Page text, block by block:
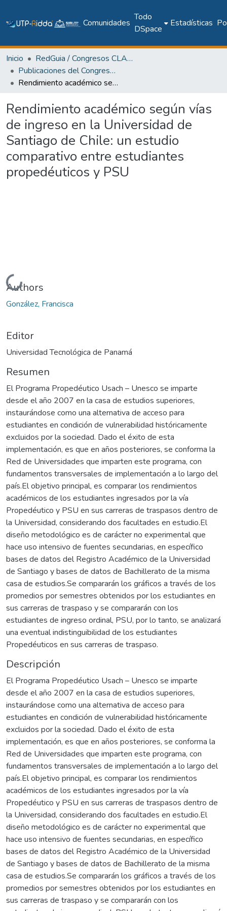
Comunidades
Todo
DSpace
Estadísticas
Inicio
RedGuia / Congresos CLABES
Publicaciones del Congreso Internacional CLABES
Rendimiento académico según vías de ingreso en la Universidad de Santiago de Chile: un estudio comparativo entre estudiantes propedéuticos y PSU
Rendimiento académico según vías
de ingreso en la Universidad de
Santiago de Chile: un estudio
comparativo entre estudiantes
propedéuticos y PSU
Cargando...
Authors
González, Francisca
Editor
Universidad Tecnológica de Panamá
Resumen
El Programa Propedéutico Usach – Unesco se imparte
desde el año 2007 en la casa de estudios superiores,
instaurándose como una alternativa de acceso para
estudiantes en condición de vulnerabilidad históricamente
excluidos por la sociedad. Dado el éxito de esta
implementación, es que en años posteriores, se conforma la
Red de Universidades que imparten este programa, con
fundamentos transversales de implementación a lo largo del
país.El objetivo principal, es comparar los rendimientos
académicos de los estudiantes ingresados por la vía
Propedéutico y PSU en sus carreras de traspasos dentro de
la Universidad, considerando dos facultades en estudio.El
diseño metodológico es de carácter no experimental que
hace uso intensivo de fuentes secundarias, en específico
bases de datos del Registro Académico de la Universidad
de Santiago y bases de datos de Bachillerato de la misma
casa de estudios.Se compararán los gráficos a través de los
promedios por semestres obtenidos por los estudiantes en
sus carreras de traspaso y se compararán con los
estudiantes de ingreso ordinal, PSU, por lo tanto, se analizará
una eventual indistinguibilidad de los estudiantes
Propedéuticos en sus carreras de traspaso.
Descripción
El Programa Propedéutico Usach – Unesco se imparte
desde el año 2007 en la casa de estudios superiores,
instaurándose como una alternativa de acceso para
estudiantes en condición de vulnerabilidad históricamente
excluidos por la sociedad. Dado el éxito de esta
implementación, es que en años posteriores, se conforma la
Red de Universidades que imparten este programa, con
fundamentos transversales de implementación a lo largo del
país.El objetivo principal, es comparar los rendimientos
académicos de los estudiantes ingresados por la vía
Propedéutico y PSU en sus carreras de traspasos dentro de
la Universidad, considerando dos facultades en estudio.El
diseño metodológico es de carácter no experimental que
hace uso intensivo de fuentes secundarias, en específico
bases de datos del Registro Académico de la Universidad
de Santiago y bases de datos de Bachillerato de la misma
casa de estudios.Se compararán los gráficos a través de los
promedios por semestres obtenidos por los estudiantes en
sus carreras de traspaso y se compararán con los